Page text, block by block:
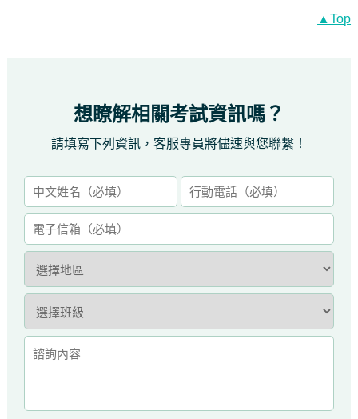
▲Top
想瞭解相關考試資訊嗎？
請填寫下列資訊，客服專員將儘速與您聯繫！